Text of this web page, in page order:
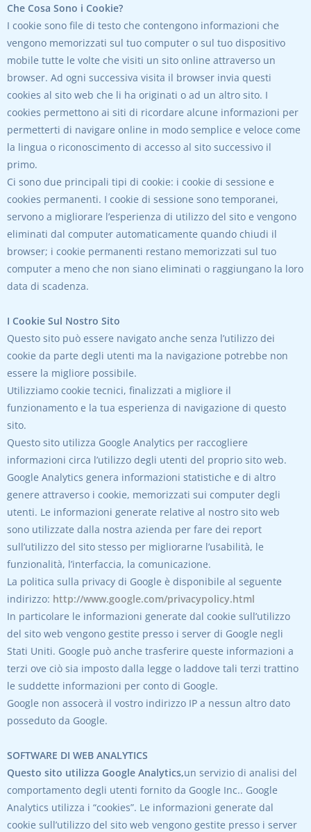
Che Cosa Sono i Cookie?
I cookie sono file di testo che contengono informazioni che
vengono memorizzati sul tuo computer o sul tuo dispositivo
mobile tutte le volte che visiti un sito online attraverso un
browser. Ad ogni successiva visita il browser invia questi
cookies al sito web che li ha originati o ad un altro sito. I
cookies permettono ai siti di ricordare alcune informazioni per
permetterti di navigare online in modo semplice e veloce come
la lingua o riconoscimento di accesso al sito successivo il
primo.
Ci sono due principali tipi di cookie: i cookie di sessione e
cookies permanenti. I cookie di sessione sono temporanei,
servono a migliorare l’esperienza di utilizzo del sito e vengono
eliminati dal computer automaticamente quando chiudi il
browser; i cookie permanenti restano memorizzati sul tuo
computer a meno che non siano eliminati o raggiungano la loro
data di scadenza.
I Cookie Sul Nostro Sito
Questo sito può essere navigato anche senza l’utilizzo dei
cookie da parte degli utenti ma la navigazione potrebbe non
essere la migliore possibile.
Utilizziamo cookie tecnici, finalizzati a migliore il
funzionamento e la tua esperienza di navigazione di questo
sito.
Questo sito utilizza Google Analytics per raccogliere
informazioni circa l’utilizzo degli utenti del proprio sito web.
Google Analytics genera informazioni statistiche e di altro
genere attraverso i cookie, memorizzati sui computer degli
utenti. Le informazioni generate relative al nostro sito web
sono utilizzate dalla nostra azienda per fare dei report
sull’utilizzo del sito stesso per migliorarne l’usabilità, le
funzionalità, l’interfaccia, la comunicazione.
La politica sulla privacy di Google è disponibile al seguente
indirizzo: http://www.google.com/privacypolicy.html
In particolare le informazioni generate dal cookie sull’utilizzo
del sito web vengono gestite presso i server di Google negli
Stati Uniti. Google può anche trasferire queste informazioni a
terzi ove ciò sia imposto dalla legge o laddove tali terzi trattino
le suddette informazioni per conto di Google.
Google non assocerà il vostro indirizzo IP a nessun altro dato
posseduto da Google.
SOFTWARE DI WEB ANALYTICS
Questo sito utilizza Google Analytics,un servizio di analisi del
comportamento degli utenti fornito da Google Inc.. Google
Analytics utilizza i “cookies”. Le informazioni generate dal
cookie sull’utilizzo del sito web vengono gestite presso i server